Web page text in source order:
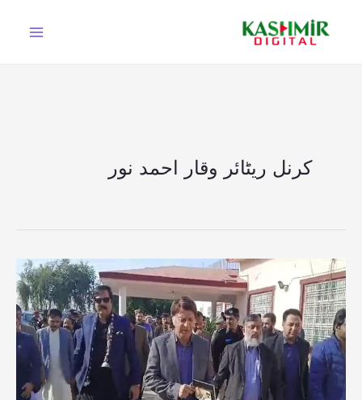
کرنل ریٹائر وقار احمد نور
عوامی
فائلیں
زیر
التوا
رکھنے